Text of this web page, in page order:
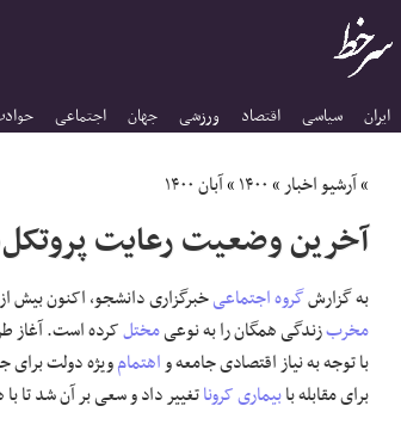
ایران سیاسی اقتصاد ورزشی جهان اجتماعی
»آرشیو اخبار»۱۴۰۰»آبان ۱۴۰۰
آخرین وضعیت رعایت
به گزارشگروه اجتماعیخبرگزاری دانشجو، اکنون بیش
مخربزندگی همگان را به نوعیمختلکرده است. آغاز
با توجه به نیاز اقتصادی جامعه واهتمامویژه دولت برای
برای مقابله بابیماری کروناتغییر داد و سعی بر آن شد تا